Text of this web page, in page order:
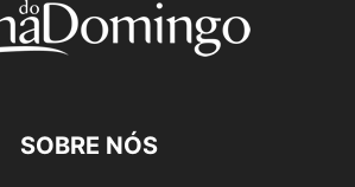
SOBRE NÓS